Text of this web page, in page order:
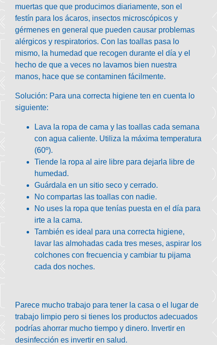
muertas que que producimos diariamente, son el
festín para los ácaros, insectos microscópicos y
gérmenes en general que pueden causar problemas
alérgicos y respiratorios. Con las toallas pasa lo
mismo, la humedad que recogen durante el día y el
hecho de que a veces no lavamos bien nuestra
manos, hace que se contaminen fácilmente.
Solución: Para una correcta higiene ten en cuenta lo
siguiente:
Lava la ropa de cama y las toallas cada semana
con agua caliente. Utiliza la máxima temperatura
(60º).
Tiende la ropa al aire libre para dejarla libre de
humedad.
Guárdala en un sitio seco y cerrado.
No compartas las toallas con nadie.
No uses la ropa que tenías puesta en el día para
irte a la cama.
También es ideal para una correcta higiene,
lavar las almohadas cada tres meses, aspirar los
colchones con frecuencia y cambiar tu pijama
cada dos noches.
Parece mucho trabajo para tener la casa o el lugar de
trabajo limpio pero si tienes los productos adecuados
podrías ahorrar mucho tiempo y dinero. Invertir en
desinfección es invertir en salud.